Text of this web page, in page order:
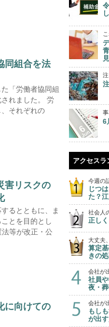
同組合を法
「労働者協同組
れました。 労
それぞれの
害リスクの
るとともに、ま
とを目的とし
等が改正・公
に向けての
し
6
アクセスラ
今週の
じつ
た？
社会人
正し
大丈夫
算定
きの
会社が
社員
夜・
会社が
もし
が出